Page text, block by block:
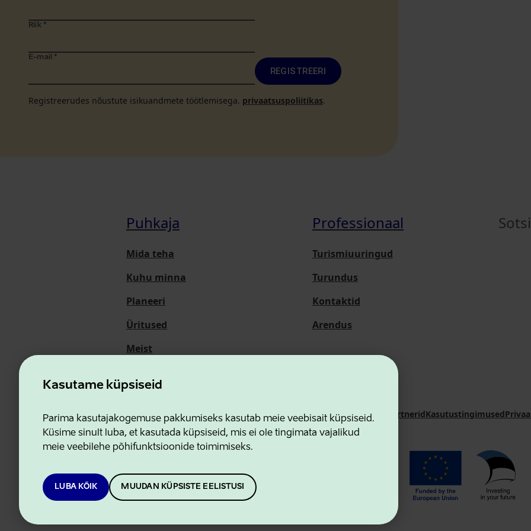
Kasutame küpsiseid
Parima kasutajakogemuse pakkumiseks kasutab meie veebisait küpsiseid.
Küsime sinult luba, et kasutada küpsiseid, mis ei ole tingimata vajalikud
meie veebilehe põhifunktsioonide toimimiseks.
LUBA KÕIK MUUDAN KÜPSISTE EELISTUSI
Riik *
E-mail *
REGISTREERI
Registreerudes nõustute isikuandmete töötlemisega. privaatsuspoliitikas.
Puhkaja
Mida teha
Kuhu minna
Planeeri
Üritused
Meist
Professionaal
Turismiuuringud
Turundus
Kontaktid
Arendus
Ettevõtluse ja Innovatsiooni SihtasutusKontaktidKoostööpartneridKasutustingimused